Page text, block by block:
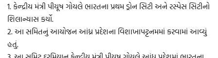
1. કેન્દ્રીય મંત્રી પીયૂષ ગોયલે ભારતના પ્રથમ ડ્રોન સિટી અને રસ્પેસ સિટીનો
શિલાન્યાસ કર્યો.
2. આ સમિતનું આયોજન આંધ્ર પ્રદેશના વિશાખાપટ્ટનમમાં કરવામાં આવ્યું
હતું.